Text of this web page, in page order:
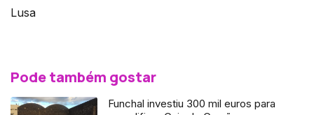
Lusa
Pode também gostar
Funchal investiu 300 mil euros para